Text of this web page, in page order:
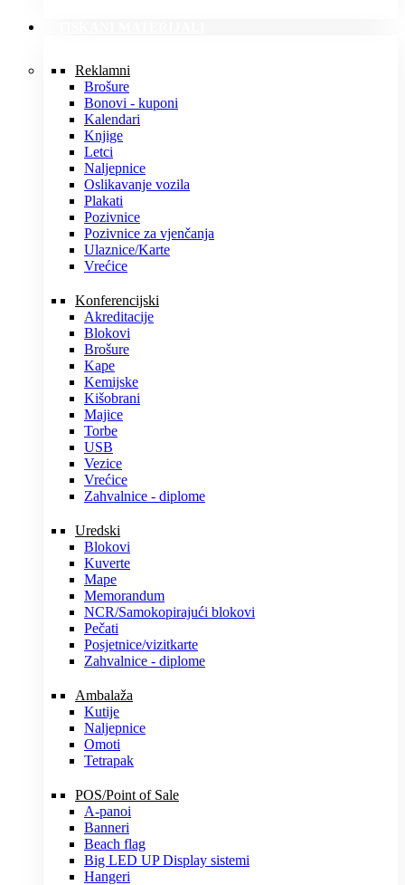
Reklamni
Brošure
Bonovi - kuponi
Kalendari
Knjige
Letci
Naljepnice
Oslikavanje vozila
Plakati
Pozivnice
Pozivnice za vjenčanja
Ulaznice/Karte
Vrećice
Konferencijski
Akreditacije
Blokovi
Brošure
Kape
Kemijske
Kišobrani
Majice
Torbe
USB
Vezice
Vrećice
Zahvalnice - diplome
Uredski
Blokovi
Kuverte
Mape
Memorandum
NCR/Samokopirajući blokovi
Pečati
Posjetnice/vizitkarte
Zahvalnice - diplome
Ambalaža
Kutije
Naljepnice
Omoti
Tetrapak
POS/Point of Sale
A-panoi
Banneri
Beach flag
Big LED UP Display sistemi
Hangeri